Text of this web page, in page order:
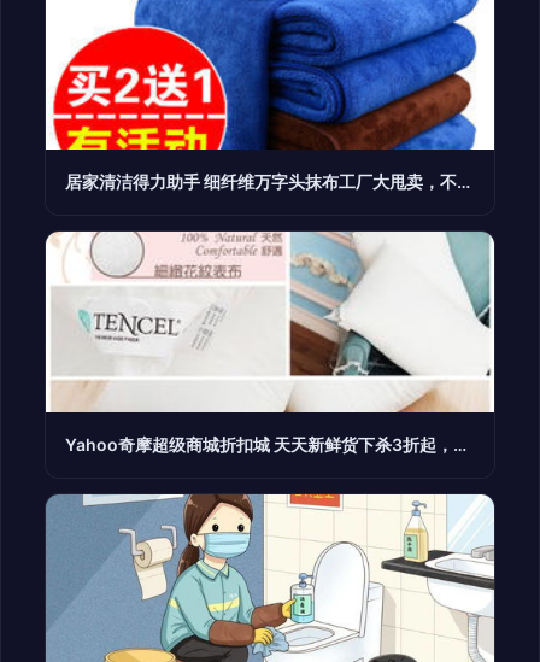
居家清洁得力助手 细纤维万字头抹布工厂大甩卖，不惧油污细菌侵袭
Yahoo奇摩超级商城折扣城 天天新鲜货下杀3折起，个人卫生用品全面省钱攻略